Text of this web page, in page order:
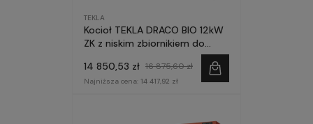
TEKLA
Kocioł TEKLA DRACO BIO 12kW
ZK z niskim zbiornikiem do
14 850,53 zł 16 875,60 zł
Najniższa cena: 14 417,92 zł